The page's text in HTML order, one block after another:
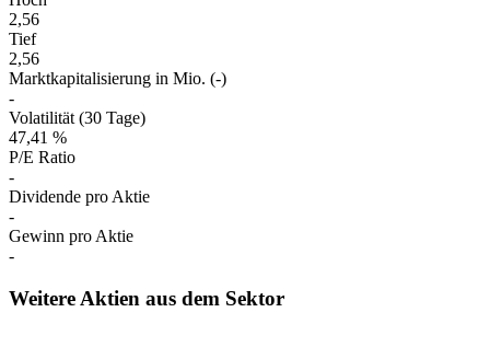
2,56
Tief
2,56
Marktkapitalisierung in Mio. (-)
-
Volatilität (30 Tage)
47,41 %
P/E Ratio
-
Dividende pro Aktie
-
Gewinn pro Aktie
-
Weitere Aktien aus dem Sektor